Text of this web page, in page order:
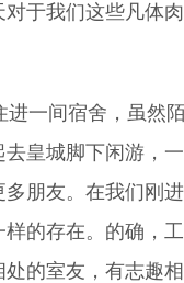
于我们这些凡体肉
一间宿舍，虽然
皇城脚下闲游，
朋友。在我们刚
的存在。的确，
的室友，有志趣